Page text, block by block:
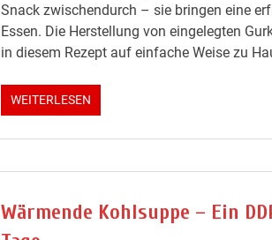
Snack zwischendurch – sie bringen eine
Essen. Die Herstellung von eingelegten
in diesem Rezept auf einfache Weise zu
WEITERLESEN
Wärmende Kohlsuppe – Ein